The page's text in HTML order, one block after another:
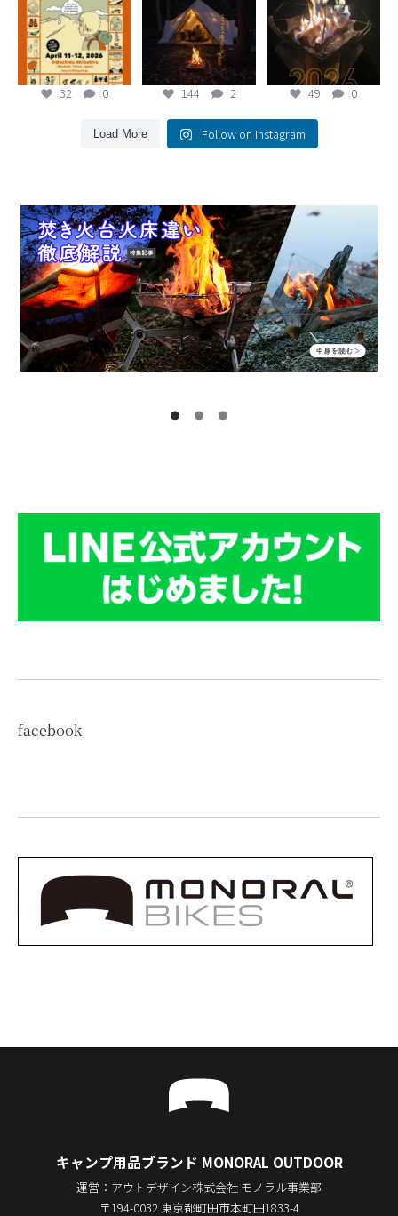
ドに出展いたします。
キャンプ用品からチタ
ンバイクまで、幅広
...
32
0
32
0
間。ワイフレームソリ
ッドラージ。
#焚き火台...
144
144
2
2026年も、焚き火のあ
る時間とともに。
...
49
0
49
0
Load More Follow on Instagram
facebook
キャンプ用品ブランド MONORAL OUTDOOR
運営：アウトデザイン株式会社 モノラル事業部
〒194-0032 東京都町田市本町田1833-4